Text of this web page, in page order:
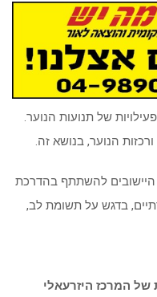
של תנועות הנוער.
הנוער, בנושא זה.
היישובים להשתתף בהדרכת
בדגש על תשומת לב,
של המרכז היזרעאלי